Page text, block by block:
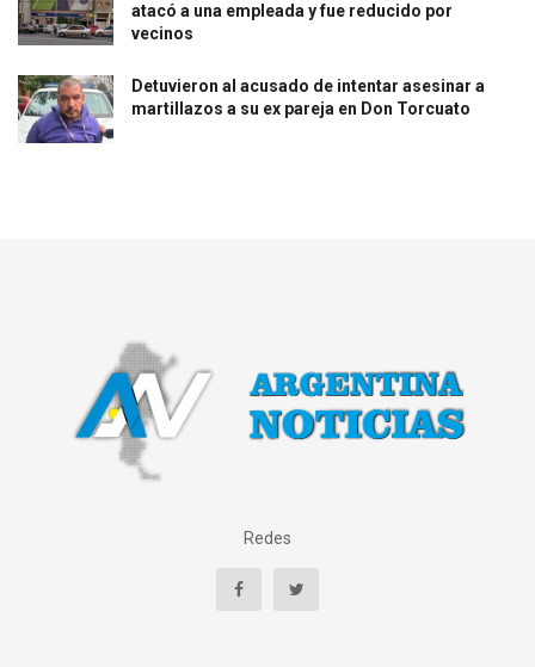
atacó a una empleada y fue reducido por
vecinos
Detuvieron al acusado de intentar asesinar a
martillazos a su ex pareja en Don Torcuato
Redes